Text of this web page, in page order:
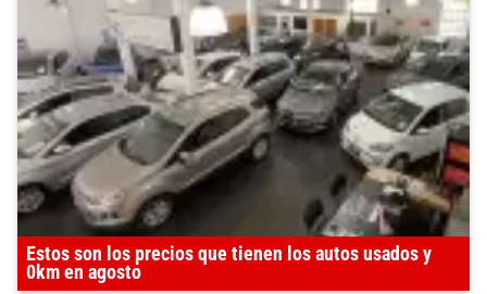
Estos son los precios que tienen los autos usados y
0km en agosto